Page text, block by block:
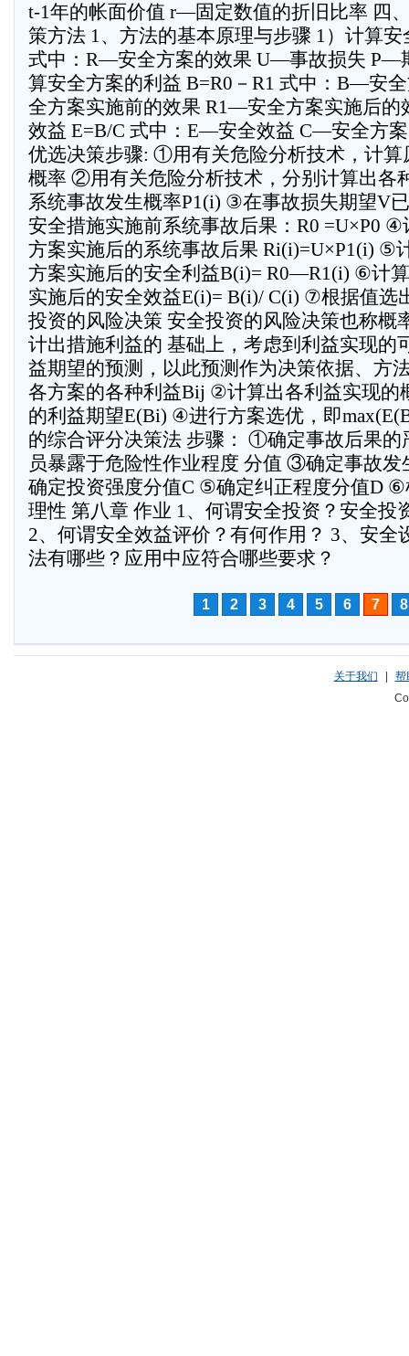
t-1年的帐面价值 r—固定数值的折旧比率 四
策方法 1、方法的基本原理与步骤 1）计算安
式中：R—安全方案的效果 U—事故损失 P—
算安全方案的利益 B=R0－R1 式中：B—安
全方案实施前的效果 R1—安全方案实施后的
效益 E=B/C 式中：E—安全效益 C—安全方
优选决策步骤: ①用有关危险分析技术，计算
概率 ②用有关危险分析技术，分别计算出各
系统事故发生概率P1(i) ③在事故损失期望V
安全措施实施前系统事故后果：R0 =U×P0
方案实施后的系统事故后果 Ri(i)=U×P1(i) ⑤
方案实施后的安全利益B(i)= R0—R1(i) ⑥计
实施后的安全效益E(i)= B(i)/ C(i) ⑦根据值选
投资的风险决策 安全投资的风险决策也称概
计出措施利益的 基础上，考虑到利益实现的
益期望的预测，以此预测作为决策依据、方
各方案的各种利益Bij ②计算出各利益实现的
的利益期望E(Bi) ④进行方案选优，即
的综合评分决策法 步骤： ①确定事故后果
员暴露于危险性作业程度 分值 ③确定事故
确定投资强度分值C ⑤确定纠正程度分值D
理性 第八章 作业 1、何谓安全投资？安全投
2、何谓安全效益评价？有何作用？ 3、安全
法有哪些？应用中应符合哪些要求？
1 2 3 4 5 6 7 8
关于我们
帮